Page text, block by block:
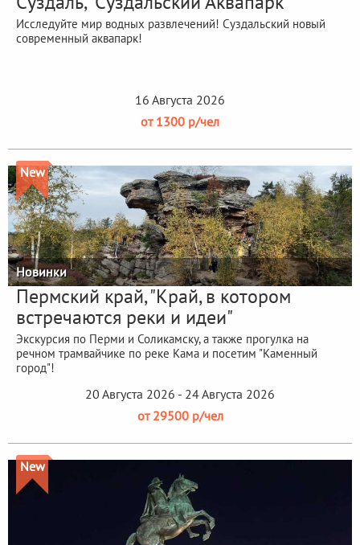
Исследуйте мир водных развлечений! Суздальский новый
современный аквапарк!
16 Августа 2026
от 1300 р/чел
New
Новинки
Пермский край, "Край, в котором
встречаются реки и идеи"
Экскурсия по Перми и Соликамску, а также прогулка на
речном трамвайчике по реке Кама и посетим "Каменный
город"!
20 Августа 2026 - 24 Августа 2026
от 29500 р/чел
New